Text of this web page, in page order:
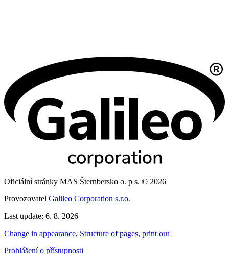
Oficiální stránky MAS Šternbersko o. p s. © 2026
Provozovatel Galileo Corporation s.r.o.
Last update: 6. 8. 2026
Change in appearance, Structure of pages, print out
Prohlášení o přístupnosti